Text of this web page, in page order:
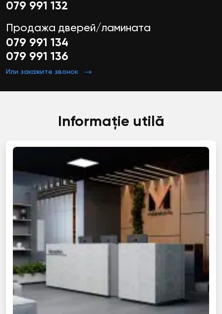
079 991 132
Продажа дверей/ламината
079 991 134
079 991 136
Или закажите звонок
Informație utilă